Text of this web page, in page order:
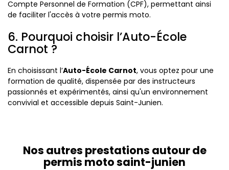
Compte Personnel de Formation (CPF), permettant ainsi
de faciliter l'accès à votre permis moto.
6. Pourquoi choisir l’Auto-École
Carnot ?
En choisissant l’Auto-École Carnot, vous optez pour une
formation de qualité, dispensée par des instructeurs
passionnés et expérimentés, ainsi qu'un environnement
convivial et accessible depuis Saint-Junien.
Nos autres prestations autour de
permis moto saint-junien